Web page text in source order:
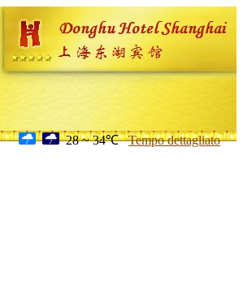
28 ~ 34℃ Tempo dettagliato